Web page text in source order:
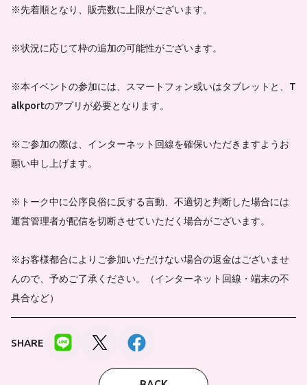
※先着順となり、販売数に上限がございます。
※状況に応じて枠の追加の可能性がございます。
※本イベントの参加には、スマートフォン或いはタブレットと、T
alkportのアプリが必要となります。
※ご参加の際は、インターネット回線を確保いただきますようお
願い申し上げます。
※トーク中に公序良俗に反する言動、不適切と判断した場合には
運営管理者が配信を切断させていただく場合がございます。
※お客様都合によりご参加いただけない場合の返金はございませ
んので、予めご了承ください。（インターネット回線・端末の不
具合など）
SHARE